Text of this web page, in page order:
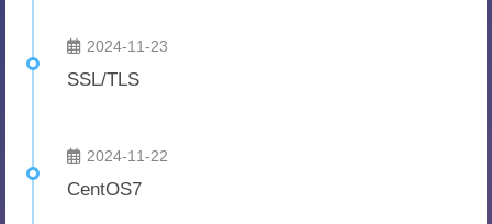
2024-11-23
SSL/TLS
2024-11-22
CentOS7